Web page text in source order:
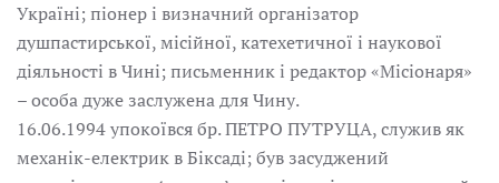
Україні; піонер і визначний організатор
душпастирської, місійної, катехетичної і наукової
діяльності в Чині; письменник і редактор «Місіонаря»
– особа дуже заслужена для Чину.
16.06.1994 упокоївся бр. ПЕТРО ПУТРУЦА, служив як
механік-електрик в Біксаді; був засуджений